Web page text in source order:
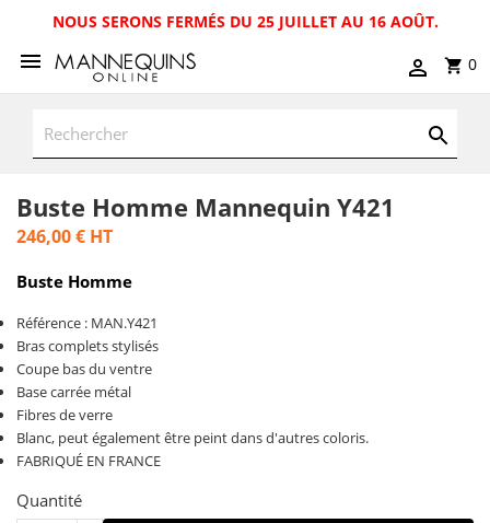
NOUS SERONS FERMÉS DU 25 JUILLET AU 16 AOÛT.
0
Buste Homme Mannequin Y421
246,00 € HT
Buste Homme
Référence : MAN.Y421
Bras complets stylisés
Coupe bas du ventre
Base carrée métal
Fibres de verre
Blanc, peut également être peint dans d'autres coloris.
FABRIQUÉ EN FRANCE
Quantité